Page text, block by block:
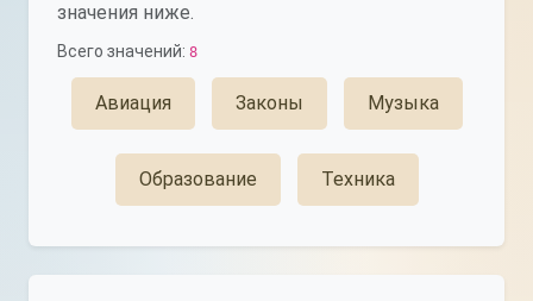
значения ниже.
Всего значений: 8
Авиация Законы Музыка
Образование Техника